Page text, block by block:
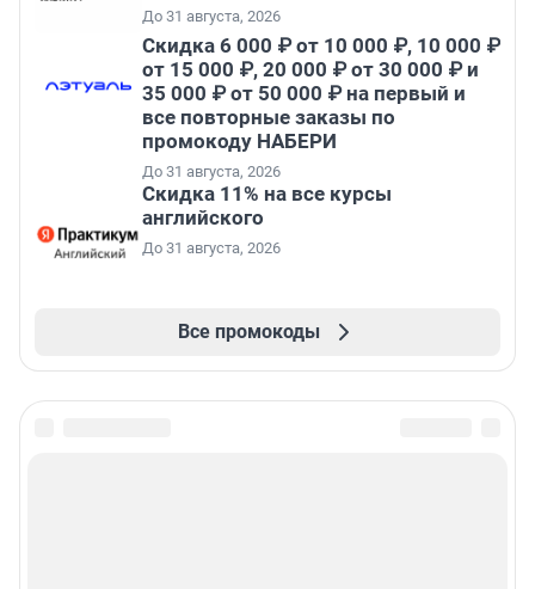
До 31 августа, 2026
Скидка 6 000 ₽ от 10 000 ₽, 10 000 ₽
от 15 000 ₽, 20 000 ₽ от 30 000 ₽ и
35 000 ₽ от 50 000 ₽ на первый и
все повторные заказы по
промокоду НАБЕРИ
До 31 августа, 2026
Скидка 11% на все курсы
английского
До 31 августа, 2026
Все промокоды